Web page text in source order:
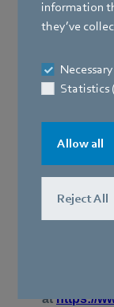
information
they’ve
Statistics
Allow all
Reject All